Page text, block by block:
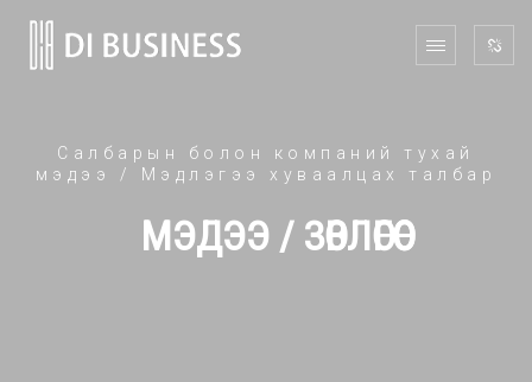
Салбарын болон компаний тухай
мэдээ / Мэдлэгээ хуваалцах талбар
МЭДЭЭ / ЗӨВЛӨГӨӨ